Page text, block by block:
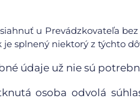
u Prevádzkovateľa
je splnený niektorý z týchto
údaje už nie sú
osoba odvolá